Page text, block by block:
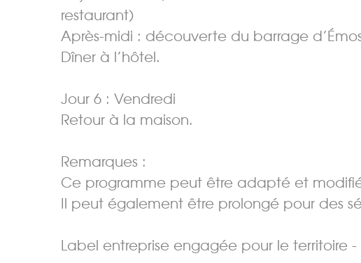
restaurant)
Après-midi : découverte du barrage
Dîner à l’hôtel.
Jour 6 : Vendredi
Retour à la maison.
Remarques :
Ce programme peut être adapté et
Il peut également être prolongé pour des
Label entreprise engagée pour le territoire